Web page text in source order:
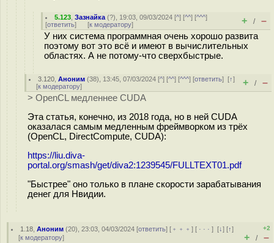
5.123 ,Зазнайка (?), 19:03, 09/03/2024 [^] [^^] [^^^]
[ответить] [к модератору] + / –
У них система программная очень хорошо развита
поэтому вот это всё и имеют в вычислительных
областях. А не потому-что сверхбыстрые.
3.120 ,Аноним (38), 13:45, 07/03/2024 [^] [^^] [^^^] [ответить][↑]
[к модератору] + / –
> OpenCL медленнее CUDA
Эта статья, конечно, из 2018 года, но в ней CUDA
оказалася самым медленным фреймворком из трёх
(OpenCL, DirectCompute, CUDA):
https://liu.diva-
portal.org/smash/get/diva2:1239545/FULLTEXT01.pdf
"Быстрее" оно только в плане скорости зарабатывания
денег для Нвидии.
1.18 ,Аноним (20), 23:03, 04/03/2024 [ответить] [ ﹢﹢﹢] [ · · ·][↓] [↑]
[к модератору]
+2
+ / –